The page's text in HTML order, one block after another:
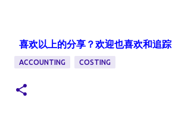
喜欢以上的分享？欢迎也喜欢和追
ACCOUNTING COSTING